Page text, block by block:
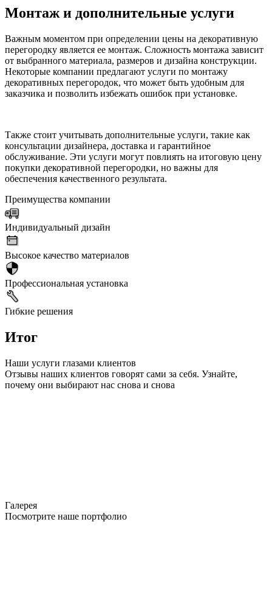
Монтаж и дополнительные услуги
Важным моментом при определении цены на декоративную
перегородку является ее монтаж. Сложность монтажа зависит
от выбранного материала, размеров и дизайна конструкции.
Некоторые компании предлагают услуги по монтажу
декоративных перегородок, что может быть удобным для
заказчика и позволить избежать ошибок при установке.
Также стоит учитывать дополнительные услуги, такие как
консультации дизайнера, доставка и гарантийное
обслуживание. Эти услуги могут повлиять на итоговую цену
покупки декоративной перегородки, но важны для
обеспечения качественного результата.
Преимущества компании
Индивидуальный дизайн
Высокое качество материалов
Профессиональная установка
Гибкие решения
Итог
Наши услуги глазами клиентов
Отзывы наших клиентов говорят сами за себя. Узнайте,
почему они выбирают нас снова и снова
Галерея
Посмотрите наше портфолио